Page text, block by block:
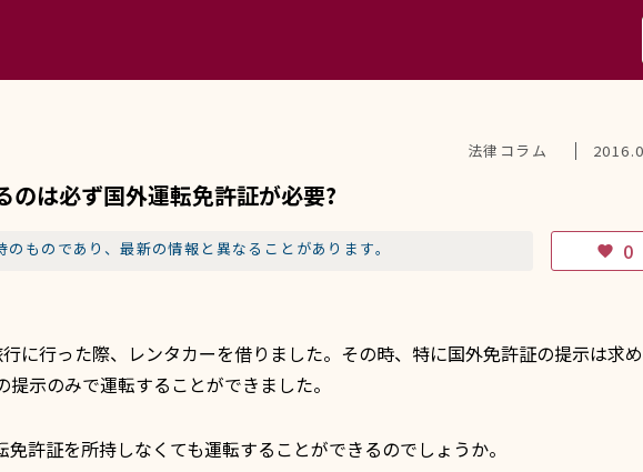
法律コラム
のは必ず国外運転免許証が必要?
ものであり、最新の情報と異なることがあります。 favorite 0
に行った際、レンタカーを借りました。その時、特に国外免許証の提示は求
示のみで運転することができました。
許証を所持しなくても運転することができるのでしょうか。